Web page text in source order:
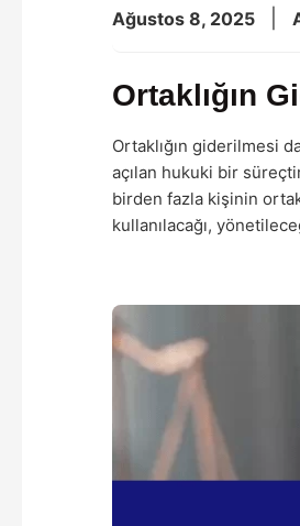
Ağustos 8, 2025
Ortaklığın
Ortaklığın giderilmesi
açılan hukuki bir
birden fazla kişinin
kullanılacağı,